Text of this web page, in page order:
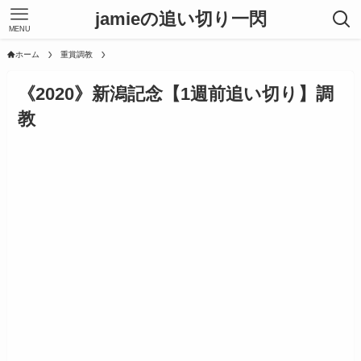
jamieの追い切り一閃
MENU
ホーム 重賞調教
《2020》新潟記念【1週前追い切り】調
教